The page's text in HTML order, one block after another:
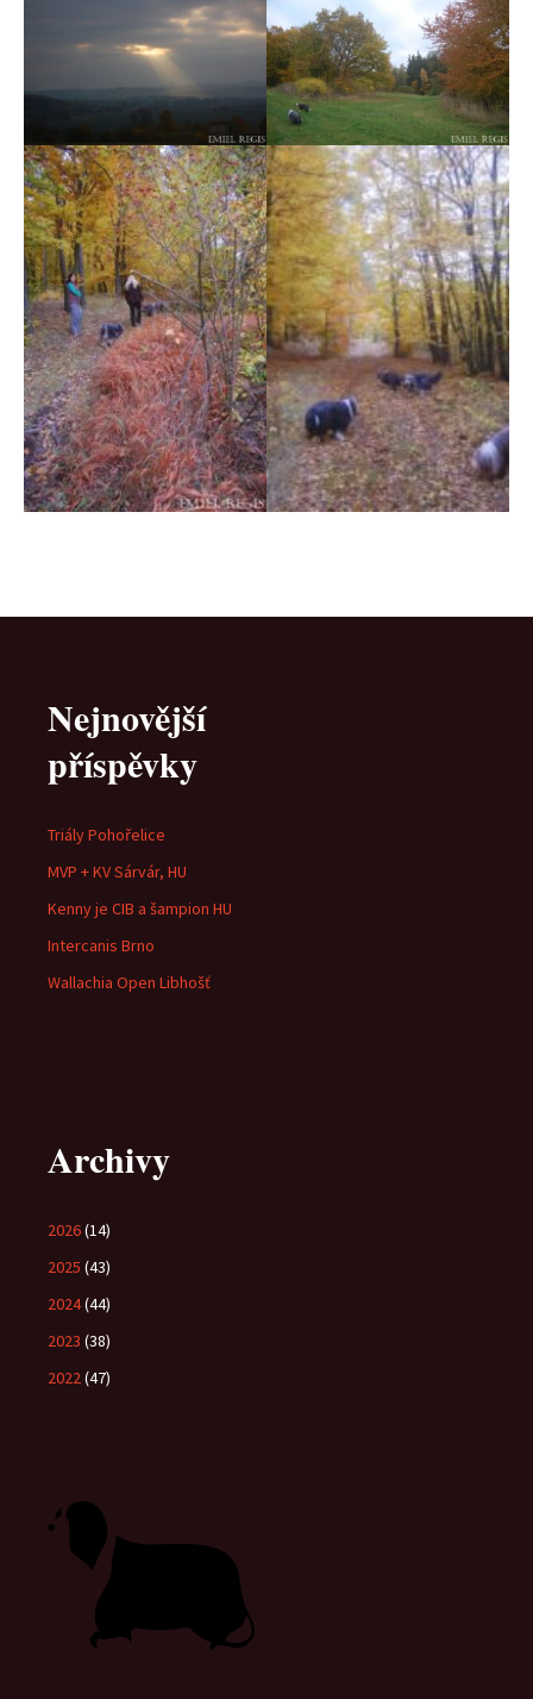
Nejnovější
příspěvky
Triály Pohořelice
MVP + KV Sárvár, HU
Kenny je CIB a šampion HU
Intercanis Brno
Wallachia Open Libhošť
Archivy
2026(14)
2025 (43)
2024(44)
2023 (38)
2022(47)